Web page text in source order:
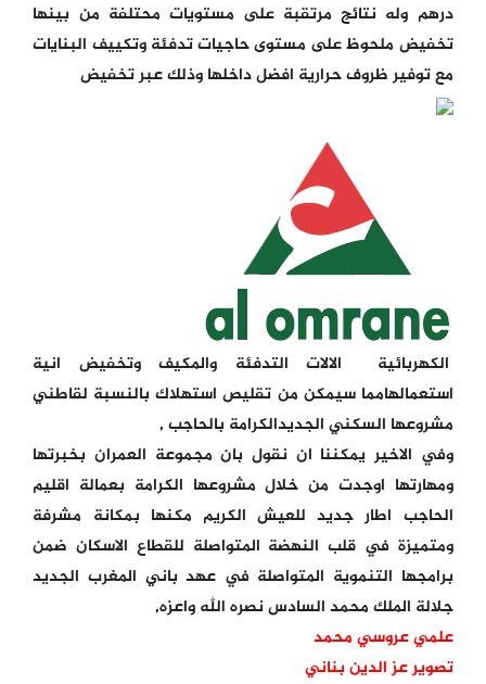
درهم وله نتائج مرتقبة على مستويات محتلفة من بينها
تخفيض ملحوظ على مستوى حاجيات تدفئة وتكييف البنايات
مع توفير ظروف حرارية افضل داخلها وذلك عبر تخفيض
الكهربائية الالات التدفئة والمكيف وتخفيض انية
استعمالهامما سيمكن من تقليص استهلاك بالنسبة لقاطني
مشروعها السكني الجديدالكرامة بالحاجب ,
وفي الاخير يمكننا ان نقول بان مجموعة العمران بخبرتها
ومهارتها اوجدت من خلال مشروعها الكرامة بعمالة اقليم
الحاجب اطار جديد للعيش الكريم مكنها بمكانة مشرفة
ومتميزة في قلب النهضة المتواصلة للقطاع الاسكان ضمن
برامجها التنموية المتواصلة في عهد باني المغرب الجديد
جلالة الملك محمد السادس نصره الله واعزه,
علمي عروسي محمد
تصوير عز الدين بناني